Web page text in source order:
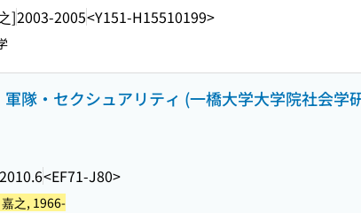
]2003-2005<Y151-H15510199>
隊・セクシュアリティ (一橋大学大学院社会学
2010.6<EF71-J80>
之, 1966-